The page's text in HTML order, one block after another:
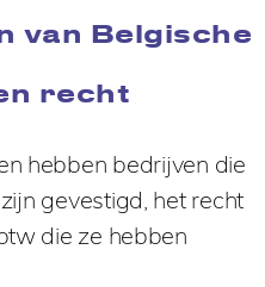
van Belgische
recht
hebben bedrijven die
gevestigd, het recht
die ze hebben